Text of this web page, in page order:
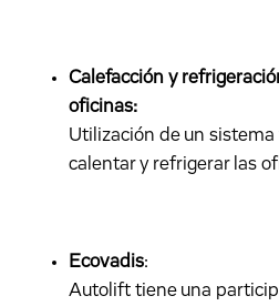
Calefacción y
oficinas:
Utilización de un
calentar y refrigerar las
Ecovadis:
Autolift tiene una